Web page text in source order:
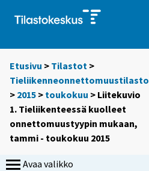
Etusivu > Tilastot >
Tieliikenneonnettomuustilasto
> 2015 > toukokuu > Liitekuvio
1. Tieliikenteessä kuolleet
onnettomuustyypin mukaan,
tammi - toukokuu 2015
Avaa valikko